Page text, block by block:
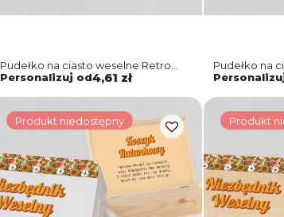
Pudełko na ciasto weselne Retro
Style - Motyw 1
Personalizuj od4,61 zł
Pudełko na
Style -
Produkt niedostępny Produkt